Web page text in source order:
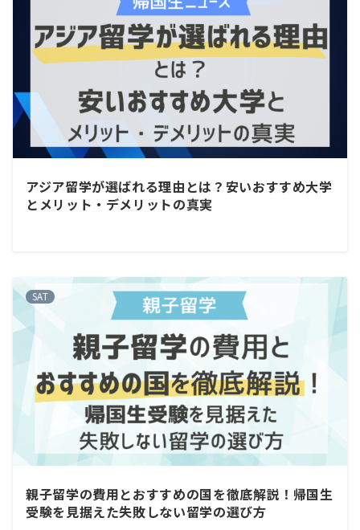
アジア留学が選ばれる理由とは？安いおすすめ大学
とメリット・デメリットの真実
SAT
親子留学の費用とおすすめの国を徹底解説！帰国生
受験を見据えた失敗しない留学の選び方